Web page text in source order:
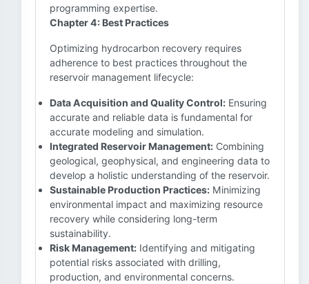
programming expertise.
Chapter 4: Best Practices
Optimizing hydrocarbon recovery requires
adherence to best practices throughout the
reservoir management lifecycle:
Data Acquisition and Quality Control: Ensuring
accurate and reliable data is fundamental for
accurate modeling and simulation.
Integrated Reservoir Management: Combining
geological, geophysical, and engineering data to
develop a holistic understanding of the reservoir.
Sustainable Production Practices: Minimizing
environmental impact and maximizing resource
recovery while considering long-term
sustainability.
Risk Management: Identifying and mitigating
potential risks associated with drilling,
production, and environmental concerns.